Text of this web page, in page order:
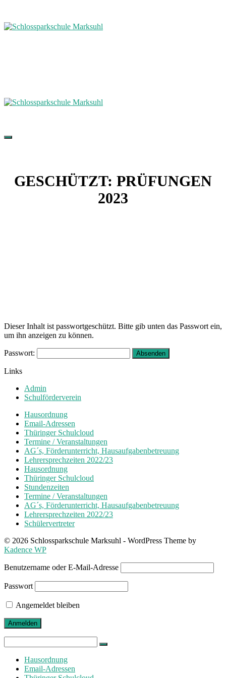
GESCHÜTZT: PRÜFUNGEN
2023
Dieser Inhalt ist passwortgeschützt. Bitte gib unten das Passwort ein,
um ihn anzeigen zu können.
Passwort:
Links
Admin
Schulförderverein
Hausordnung
Email-Adressen
Thüringer Schulcloud
Termine / Veranstaltungen
AG´s, Förderunterricht, Hausaufgabenbetreuung
Lehrersprechzeiten 2022/23
Hausordnung
Thüringer Schulcloud
Stundenzeiten
Termine / Veranstaltungen
AG´s, Förderunterricht, Hausaufgabenbetreuung
Lehrersprechzeiten 2022/23
Schülervertreter
© 2026 Schlossparkschule Marksuhl - WordPress Theme by
Kadence WP
Benutzername oder E-Mail-Adresse
Passwort
Angemeldet bleiben
for:
Hausordnung
Email-Adressen